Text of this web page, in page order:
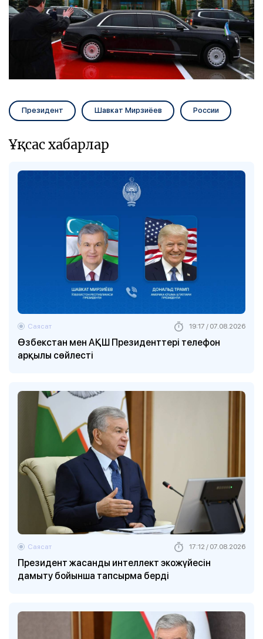
Президент Шавкат Мирзиёев России
Ұқсас хабарлар
Өзбекстан мен АҚШ Президенттері телефон
арқылы сөйлесті
Саясат 19:17 / 07.08.2026
Президент жасанды интеллект экожүйесін
дамыту бойынша тапсырма берді
Саясат 17:12 / 07.08.2026